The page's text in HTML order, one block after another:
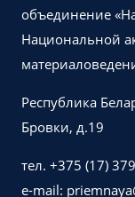
объединение
Национальной
Республика
Бровки, д.19
тел. +375 (17)
e-mail: